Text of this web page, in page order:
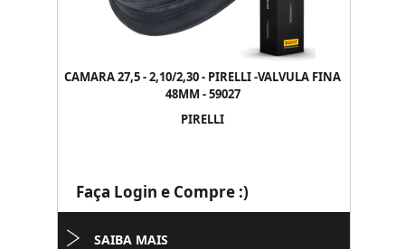
CAMARA 27,5 - 2,10/2,30 - PIRELLI -VALVULA FINA
48MM - 59027
PIRELLI
Faça Login e Compre :)
SAIBA MAIS